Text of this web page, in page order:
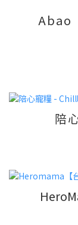
Abao
陪